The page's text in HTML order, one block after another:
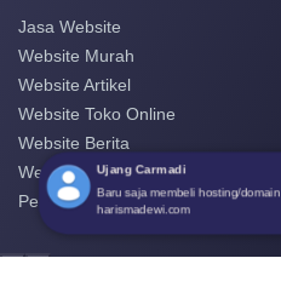
Jasa Website
Website Murah
Website Artikel
Website Toko Online
Website Berita
Website Perusahaan
Pembuatan Website
Ujang Carmadi
Baru saja membeli hosting/domain
harismadewi.com